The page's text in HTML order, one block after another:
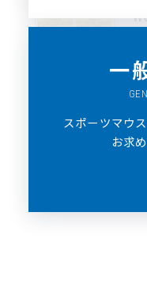
一
スポーツマウ
お求